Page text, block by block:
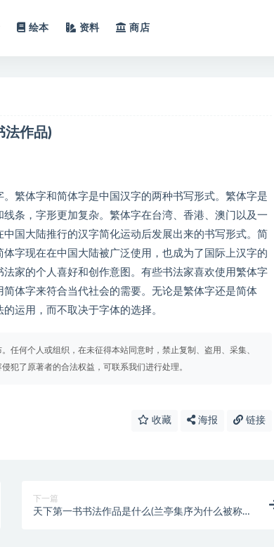
绘本 资料 商店
法作品)
繁体字和简体字是中国汉字的两种书写形式。繁体字是
条，字形更加复杂。繁体字在台湾、香港、澳门以及一
国大陆推行的汉字简化运动后发展出来的书写形式。简
字现在在中国大陆被广泛使用，也成为了国际上汉字的
家的个人喜好和创作意图。有些书法家喜欢使用繁体字
体字来符合当代社会的需要。无论是繁体字还是简体
运用，而不取决于字体的选择。
任何个人或组织，在未征得本站同意时，禁止复制、盗用、采集、
犯了原著者的合法权益，可联系我们进行处理。
收藏 海报 链接
下一篇
天下第一书书法作品是什么(兰亭集序为什么被称为